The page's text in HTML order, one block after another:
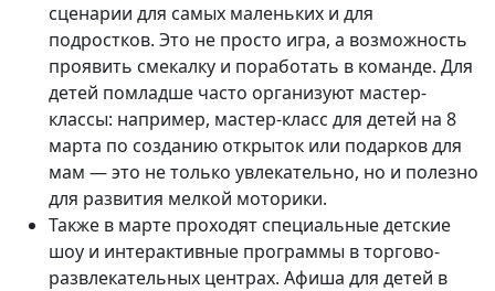
сценарии для самых маленьких и для
подростков. Это не просто игра, а возможность
проявить смекалку и поработать в команде. Для
детей помладше часто организуют мастер-
классы: например, мастер-класс для детей на 8
марта по созданию открыток или подарков для
мам — это не только увлекательно, но и полезно
для развития мелкой моторики.
Также в марте проходят специальные детские
шоу и интерактивные программы в торгово-
развлекательных центрах. Афиша для детей в